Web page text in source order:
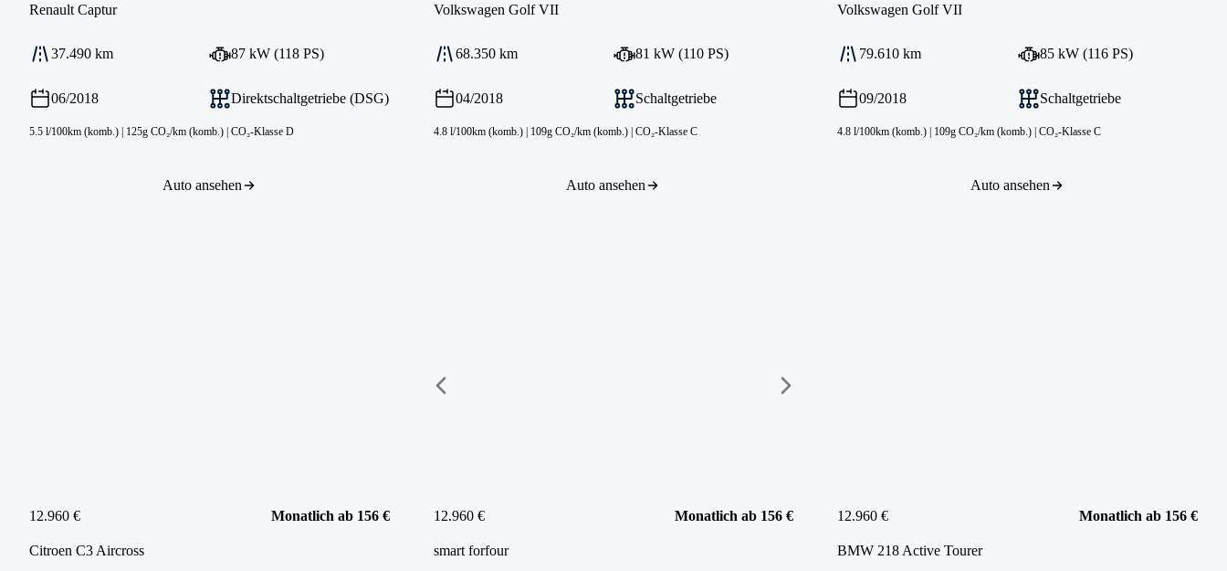
Renault Captur
37.490 km 87 kW (118 PS)
06/2018 Direktschaltgetriebe (DSG)
5.5 l/100km (komb.) | 125g CO₂/km (komb.) | CO₂-Klasse D
Auto ansehen
Volkswagen Golf VII
68.350 km 81 kW (110 PS)
04/2018 Schaltgetriebe
4.8 l/100km (komb.) | 109g CO₂/km (komb.) | CO₂-Klasse C
Auto ansehen
Volkswagen Golf VII
79.610 km 85 kW (116 PS)
09/2018 Schaltgetriebe
4.8 l/100km (komb.) | 109g CO₂/km (komb.) | CO₂-Klasse C
Auto ansehen
12.960 € Monatlich ab 156 €
Citroen C3 Aircross
12.960 € Monatlich ab 156 €
smart forfour
12.960 € Monatlich ab 156 €
BMW 218 Active Tourer